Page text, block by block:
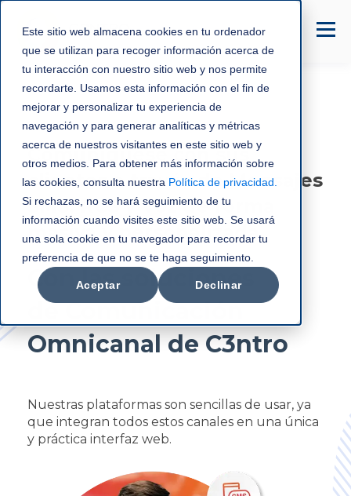
Este sitio web almacena cookies en tu ordenador
que se utilizan para recoger información acerca de
tu interacción con nuestro sitio web y nos permite
recordarte. Usamos esta información con el fin de
mejorar y personalizar tu experiencia de
navegación y para generar analíticas y métricas
acerca de nuestros visitantes en este sitio web y
otros medios. Para obtener más información sobre
las cookies, consulta nuestra Política de privacidad
Si rechazas, no se hará seguimiento de tu
información cuando visites este sitio web. Se usará
una sola cookie en tu navegador para recordar tu
preferencia de que no se te haga seguimiento.
Aceptar Declinar
Comuníquese con sus
clientes a través de Mensajes
SMS, RCS y Voz de forma
masiva y personalizada.
Con las soluciones
de Comunicación
Omnicanal de C3ntro
Nuestras plataformas son sencillas de usar, ya
que integran todos estos canales en una única
y práctica interfaz web.